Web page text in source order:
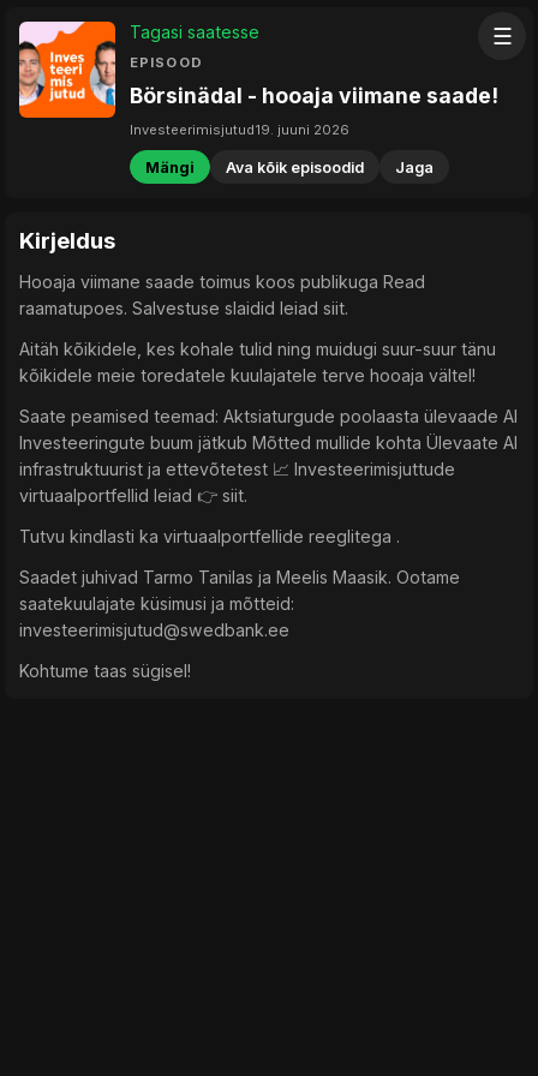
☰
Tagasi saatesse
EPISOOD
Börsinädal - hooaja viimane saade!
Investeerimisjutud19. juuni 2026
Mängi Ava kõik episoodid Jaga
Kirjeldus
Hooaja viimane saade toimus koos publikuga Read
raamatupoes. Salvestuse slaidid leiad siit.
Aitäh kõikidele, kes kohale tulid ning muidugi suur-suur tänu
kõikidele meie toredatele kuulajatele terve hooaja vältel!
Saate peamised teemad: Aktsiaturgude poolaasta ülevaade AI
Investeeringute buum jätkub Mõtted mullide kohta Ülevaate AI
infrastruktuurist ja ettevõtetest 📈 Investeerimisjuttude
virtuaalportfellid leiad 👉 siit.
Tutvu kindlasti ka virtuaalportfellide reeglitega .
Saadet juhivad Tarmo Tanilas ja Meelis Maasik. Ootame
saatekuulajate küsimusi ja mõtteid:
investeerimisjutud@swedbank.ee
Kohtume taas sügisel!